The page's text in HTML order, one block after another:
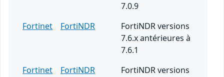
7.0.9
Fortinet
FortiNDR
FortiNDR versions
7.6.x antérieures à
7.6.1
Fortinet
FortiNDR
FortiNDR versions